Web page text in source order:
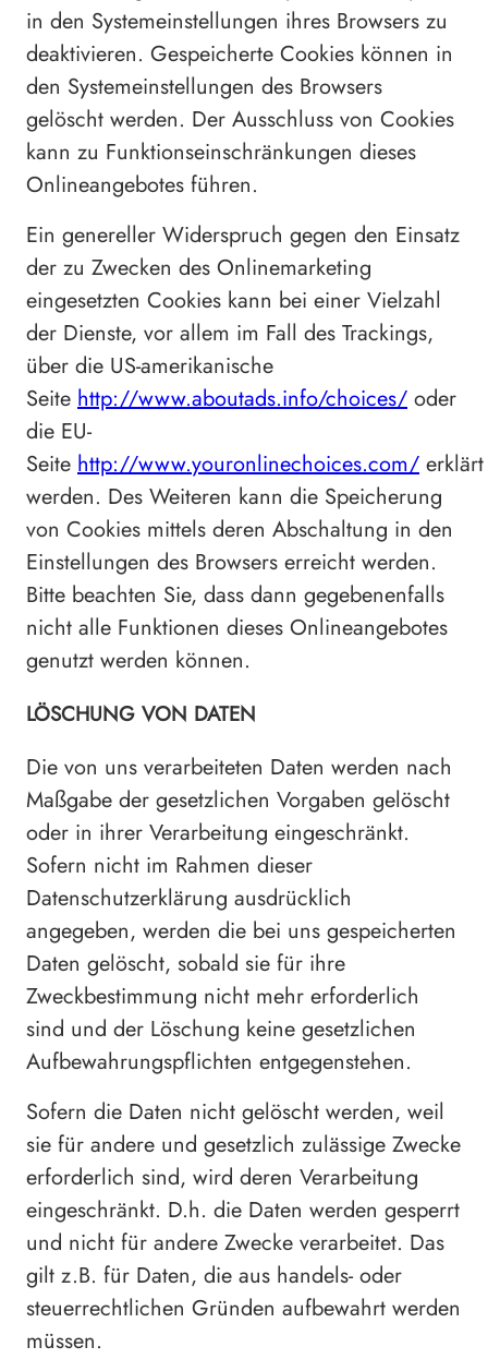
in den Systemeinstellungen ihres Browsers zu
deaktivieren. Gespeicherte Cookies können in
den Systemeinstellungen des Browsers
gelöscht werden. Der Ausschluss von Cookies
kann zu Funktionseinschränkungen dieses
Onlineangebotes führen.
Ein genereller Widerspruch gegen den Einsatz
der zu Zwecken des Onlinemarketing
eingesetzten Cookies kann bei einer Vielzahl
der Dienste, vor allem im Fall des Trackings,
über die US-amerikanische
Seite http://www.aboutads.info/choices/ oder
die EU-
Seite http://www.youronlinechoices.com/ erklärt
werden. Des Weiteren kann die Speicherung
von Cookies mittels deren Abschaltung in den
Einstellungen des Browsers erreicht werden.
Bitte beachten Sie, dass dann gegebenenfalls
nicht alle Funktionen dieses Onlineangebotes
genutzt werden können.
LÖSCHUNG VON DATEN
Die von uns verarbeiteten Daten werden nach
Maßgabe der gesetzlichen Vorgaben gelöscht
oder in ihrer Verarbeitung eingeschränkt.
Sofern nicht im Rahmen dieser
Datenschutzerklärung ausdrücklich
angegeben, werden die bei uns gespeicherten
Daten gelöscht, sobald sie für ihre
Zweckbestimmung nicht mehr erforderlich
sind und der Löschung keine gesetzlichen
Aufbewahrungspflichten entgegenstehen.
Sofern die Daten nicht gelöscht werden, weil
sie für andere und gesetzlich zulässige Zwecke
erforderlich sind, wird deren Verarbeitung
eingeschränkt. D.h. die Daten werden gesperrt
und nicht für andere Zwecke verarbeitet. Das
gilt z.B. für Daten, die aus handels- oder
steuerrechtlichen Gründen aufbewahrt werden
müssen.